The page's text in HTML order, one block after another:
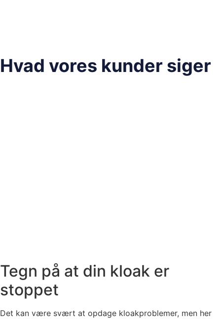
Hvad vores kunder siger
Tegn på at din kloak er
stoppet
Det kan være svært at opdage kloakproblemer, men her